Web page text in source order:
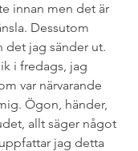
innan men det är
Dessutom
det jag sänder ut.
i fredags, jag
var närvarande
Ögon, händer,
allt säger något
jag detta